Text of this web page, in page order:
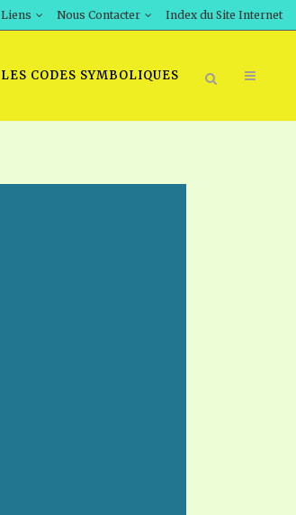
Liens Nous Contacter Index du Site Internet
LES CODES SYMBOLIQUES